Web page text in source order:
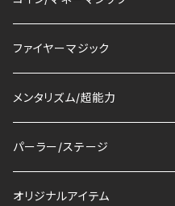
ファイヤーマジック
メンタリズム/超能力
パーラー/ステージ
オリジナルアイテム